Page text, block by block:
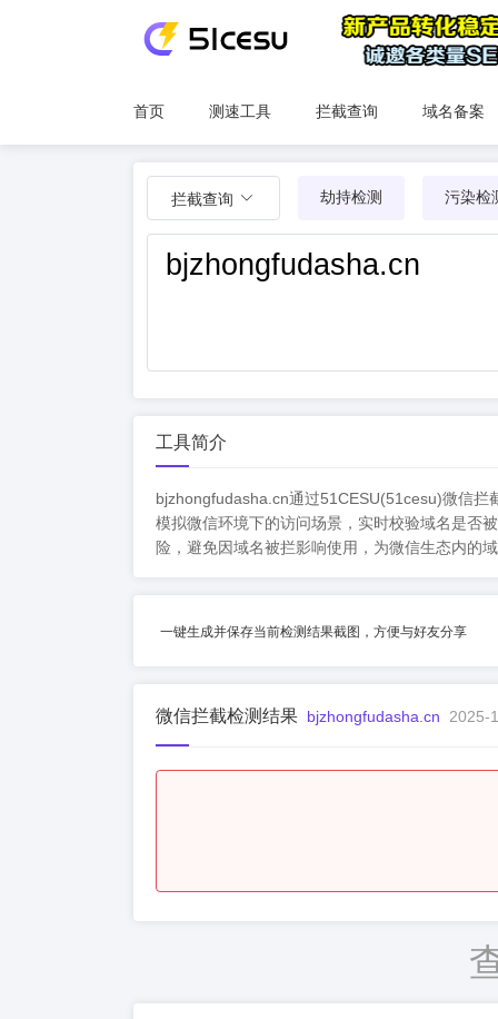
首页 测速工具 拦截查询 域名备案
拦截查询 劫持检测 污染检
工具简介
bjzhongfudasha.cn通过51CESU(51cesu)微信拦
模拟微信环境下的访问场景，实时校验域名是否
险，避免因域名被拦影响使用，为微信生态内的
一键生成并保存当前检测结果截图，方便与好友分享
微信拦截检测结果 bjzhongfudasha.cn 2025-